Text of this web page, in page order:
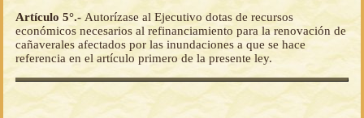
Artículo 5°.- Autorízase al Ejecutivo dotas de recursos
económicos necesarios al refinanciamiento para la renovación de
cañaverales afectados por las inundaciones a que se hace
referencia en el artículo primero de la presente ley.